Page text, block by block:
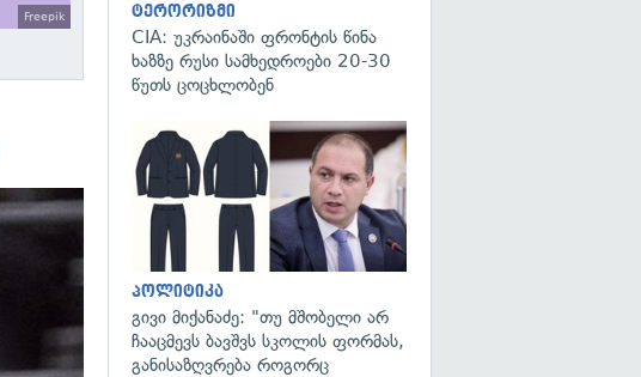
Freepik ტერორიზმი
CIA: უკრაინაში ფრონტის წინა
ხაზზე რუსი სამხედროები 20-30
წუთს ცოცხლობენ
პოლიტიკა
გივი მიქანაძე: "თუ მშობელი არ
ჩააცმევს ბავშვს სკოლის ფორმას,
განისაზღვრება როგორც